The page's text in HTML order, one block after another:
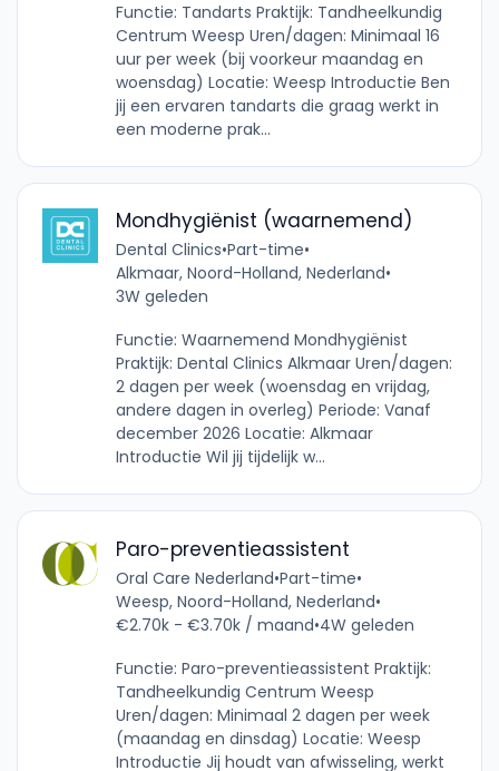
Functie: Tandarts Praktijk: Tandheelkundig
Centrum Weesp Uren/dagen: Minimaal 16
uur per week (bij voorkeur maandag en
woensdag) Locatie: Weesp Introductie Ben
jij een ervaren tandarts die graag werkt in
een moderne prak...
Mondhygiënist (waarnemend)
Dental Clinics•Part-time•
Alkmaar, Noord-Holland, Nederland•
3W geleden
Functie: Waarnemend Mondhygiënist
Praktijk: Dental Clinics Alkmaar Uren/dagen:
2 dagen per week (woensdag en vrijdag,
andere dagen in overleg) Periode: Vanaf
december 2026 Locatie: Alkmaar
Introductie Wil jij tijdelijk w...
Paro-preventieassistent
Oral Care Nederland•Part-time•
Weesp, Noord-Holland, Nederland•
€2.70k - €3.70k / maand•4W geleden
Functie: Paro-preventieassistent Praktijk:
Tandheelkundig Centrum Weesp
Uren/dagen: Minimaal 2 dagen per week
(maandag en dinsdag) Locatie: Weesp
Introductie Jij houdt van afwisseling, werkt